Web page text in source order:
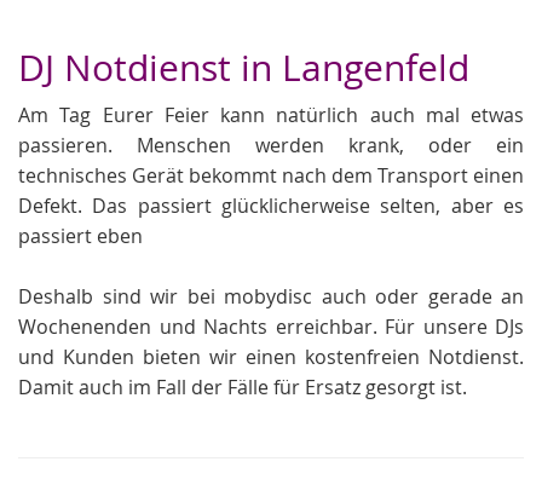
DJ Notdienst in Langenfeld
Am Tag Eurer Feier kann natürlich auch mal etwas
passieren. Menschen werden krank, oder ein
technisches Gerät bekommt nach dem Transport einen
Defekt. Das passiert glücklicherweise selten, aber es
passiert eben
Deshalb sind wir bei mobydisc auch oder gerade an
Wochenenden und Nachts erreichbar. Für unsere DJs
und Kunden bieten wir einen kostenfreien Notdienst.
Damit auch im Fall der Fälle für Ersatz gesorgt ist.